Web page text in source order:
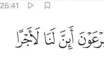
26:41
ان كنا نحن الغالبين ٤١
أَئِنَّ لَنَا لَأَجْرًا إِن كُنَّا
ﱎﱏﱐ